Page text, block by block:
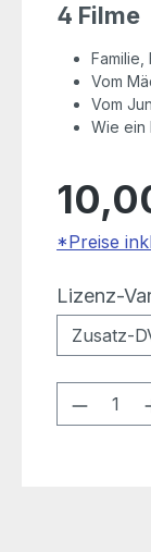
4 Filme
Familie,
Vom
Vom
Wie ein
*Preise
Lizenz-